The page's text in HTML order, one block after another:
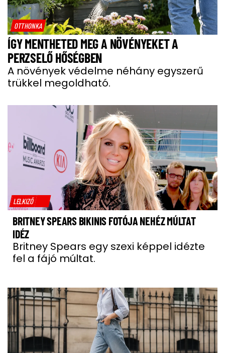
OTTHONKA
ÍGY MENTHETED MEG A NÖVÉNYEKET A
PERZSELŐ HŐSÉGBEN
A növények védelme néhány egyszerű
trükkel megoldható.
LELKIZŐ
BRITNEY SPEARS BIKINIS FOTÓJA NEHÉZ MÚLTAT
IDÉZ
Britney Spears egy szexi képpel idézte
fel a fájó múltat.